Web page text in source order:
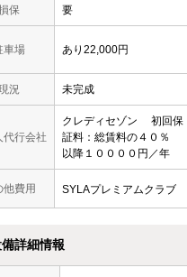
保 要
車場 あり22,000円
況 未完成
代行会社
クレディセゾン 初回保
証料：総賃料の４０％
以降１００００円／年
他費用 SYLAプレミアムクラブ
詳細情報